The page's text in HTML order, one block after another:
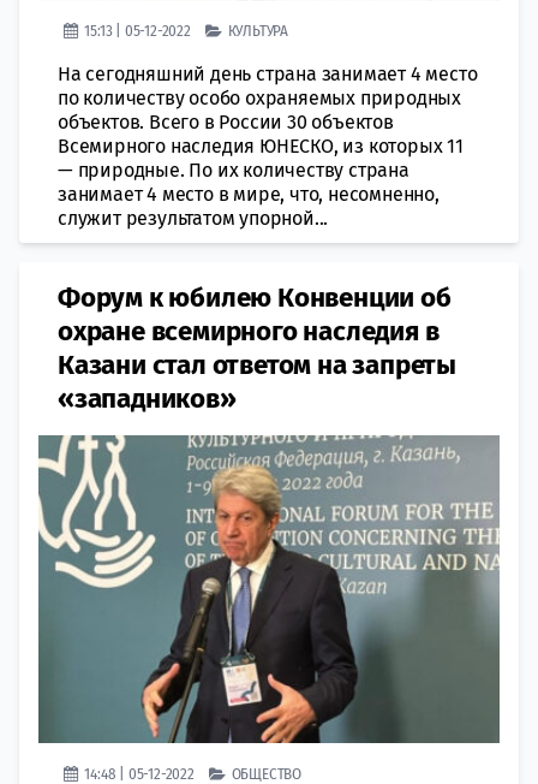
15:13 | 05-12-2022 КУЛЬТУРА
На сегодняшний день страна занимает 4 место
по количеству особо охраняемых природных
объектов. Всего в России 30 объектов
Всемирного наследия ЮНЕСКО, из которых 11
— природные. По их количеству страна
занимает 4 место в мире, что, несомненно,
служит результатом упорной...
Форум к юбилею Конвенции об
охране всемирного наследия в
Казани стал ответом на запреты
«западников»
14:48 | 05-12-2022 ОБЩЕСТВО